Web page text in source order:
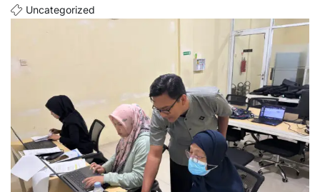
Uncategorized